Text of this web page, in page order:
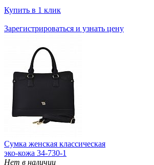
Купить в 1 клик
Зарегистрироваться и узнать цену
Сумка женская классическая
эко-кожа 34-730-1
Нет в наличии